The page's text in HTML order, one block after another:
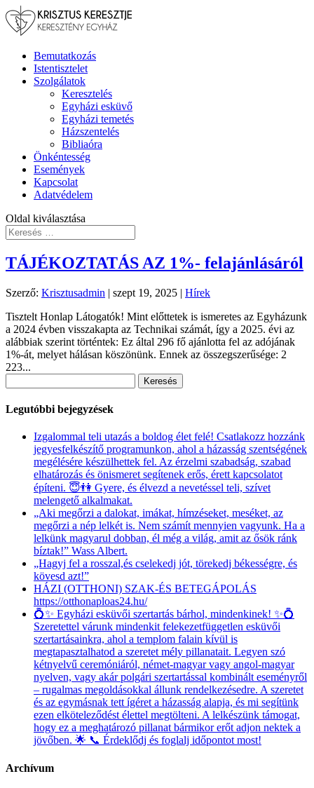
Bemutatkozás
Istentisztelet
Szolgálatok
Keresztelés
Egyházi esküvő
Egyházi temetés
Házszentelés
Bibliaóra
Önkéntesség
Események
Kapcsolat
Adatvédelem
Oldal kiválasztása
TÁJÉKOZTATÁS AZ 1%- felajánlásáról
Szerző: Krisztusadmin | szept 19, 2025 | Hírek
Tisztelt Honlap Látogatók! Mint előttetek is ismeretes az Egyházunk
a 2024 évben visszakapta az Technikai számát, így a 2025. évi az
alábbiak szerint történtek: Ez által 296 fő ajánlotta fel az adójának
1%-át, melyet hálásan köszönünk. Ennek az összegszerűsége: 2
223...
Legutóbbi bejegyzések
Izgalommal teli utazás a boldog élet felé! Csatlakozz hozzánk
jegyesfelkészítő programunkon, ahol a házasság szentségének
megélésére készülhettek fel. Az érzelmi szabadság, szabad
elhatározás és önismeret segítenek erős, érett kapcsolatot
építeni. 😇👫 Gyere, és élvezd a nevetéssel teli, szívet
melengető alkalmakat.
„Aki megőrzi a dalokat, imákat, hímzéseket, meséket, az
megőrzi a nép lelkét is. Nem számít mennyien vagyunk. Ha a
lelkünk magyarul dobban, él még a világ, amit az ősök ránk
bíztak!” Wass Albert.
„Hagyj fel a rosszal,és cselekedj jót, törekedj békességre, és
kövesd azt!”
HÁZI (OTTHONI) SZAK-ÉS BETEGÁPOLÁS
https://otthonaploas24.hu/
💍✨ Egyházi esküvői szertartás bárhol, mindenkinek! ✨💍
Szeretettel várunk mindenkit felekezetfüggetlen esküvői
szertartásainkra, ahol a templom falain kívül is
megtapasztalhatod a szeretet mély pillanatait. Legyen szó
kétnyelvű ceremóniáról, német-magyar vagy angol-magyar
nyelven, vagy akár polgári szertartással kombinált eseményről
– rugalmas megoldásokkal állunk rendelkezésedre. A szeretet
és az egymásnak tett ígéret a házasság alapja, és mi segítünk
ezen elköteleződést élettel megtölteni. A lelkészünk támogat,
hogy ez a meghatározó pillanat bármikor erőt adjon nektek a
jövőben. 🌟 📞 Érdeklődj és foglalj időpontot most!
Archívum